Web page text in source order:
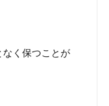
く保つことが